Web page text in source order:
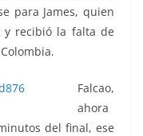
para James, quien
recibió la falta de
Falcao,
ahora
del final, ese